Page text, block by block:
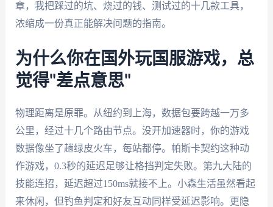
章，我把踩过的坑、烧过的钱、测试过的十几款工具，
浓缩成一份真正能解决问题的指南。
为什么你在国外玩国服游戏，总
觉得"差点意思"
物理距离是原罪。从纽约到上海，数据包要跨越一万多
公里，经过十几个路由节点。没开加速器时，你的游戏
数据像坐了趟绿皮火车，每站都停。帕斯卡契约这种动
作游戏，0.3秒的延迟足够让格挡判定失败。第九大陆的
技能连招，延迟超过150ms就接不上。小森生活虽然看起
来休闲，但钓鱼判定和好友互动同样受延迟影响。更隐